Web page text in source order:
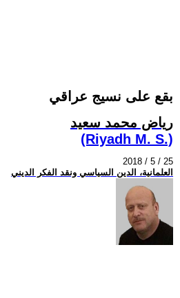
بقع على نسيج عراقي
رياض محمد سعيد
(Riyadh M. S.)
2018 / 5 / 25
العلمانية، الدين السياسي ونقد الفكر الديني